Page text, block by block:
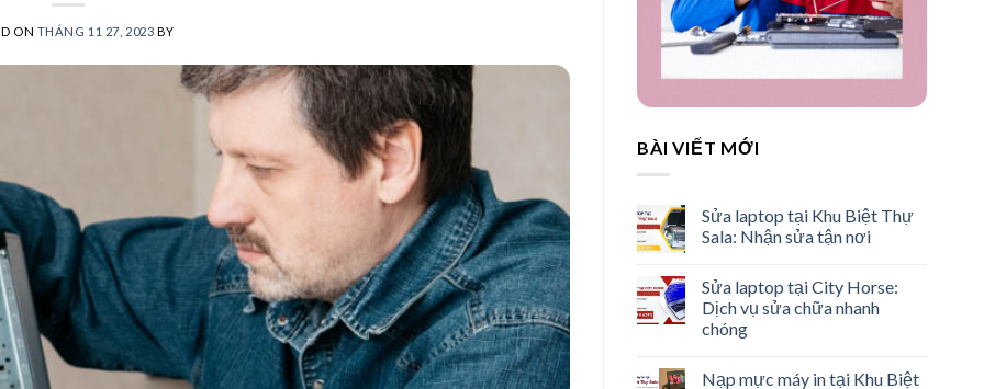
ON THÁNG 11 27, 2023 BY
BÀI VIẾT MỚI
Sửa laptop tại Khu Biệt Thự
Sala: Nhận sửa tận nơi
Sửa laptop tại City Horse:
Dịch vụ sửa chữa nhanh
chóng
Nạp mực máy in tại Khu Biệt